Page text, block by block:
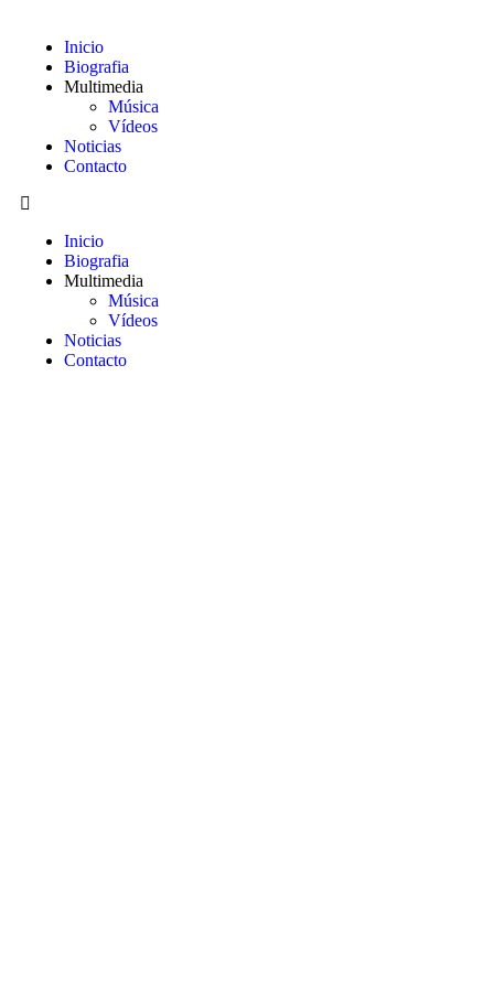
Inicio
Biografia
Multimedia
Música
Vídeos
Noticias
Contacto
Inicio
Biografia
Multimedia
Música
Vídeos
Noticias
Contacto